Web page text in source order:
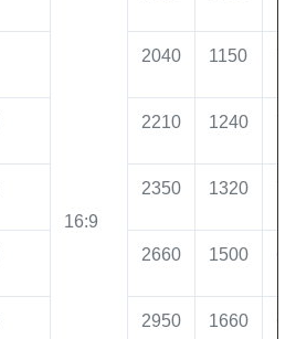
16:9
2040 1150
2210 1240
2350 1320
2660 1500
2950 1660